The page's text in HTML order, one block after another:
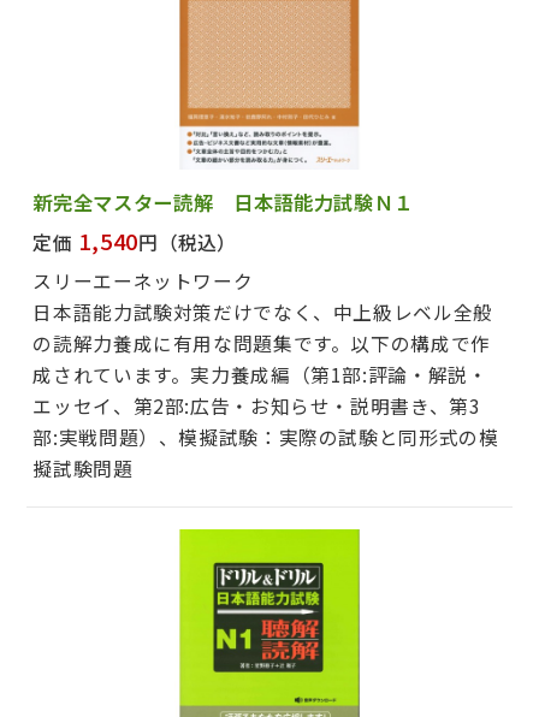
新完全マスター読解 日本語能力試験Ｎ１
定価 1,540円 （税込）
スリーエーネットワーク
日本語能力試験対策だけでなく、中上級レベル全般
の読解力養成に有用な問題集です。以下の構成で作
成されています。実力養成編（第1部:評論・解説・
エッセイ、第2部:広告・お知らせ・説明書き、第3
部:実戦問題）、模擬試験：実際の試験と同形式の模
擬試験問題